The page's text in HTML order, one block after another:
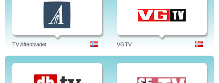
TV Aftenbladet VGTV